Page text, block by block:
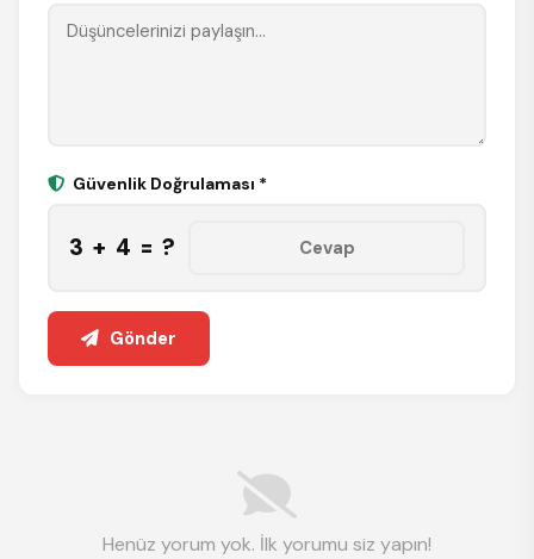
Güvenlik Doğrulaması *
3 + 4 = ?
Gönder
Henüz yorum yok. İlk yorumu siz yapın!